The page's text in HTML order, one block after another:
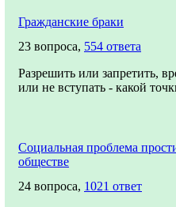
Гражданские браки
23 вопроса, 554 ответа
Разрешить или запретить,
или не вступать - какой
Социальная проблема
обществе
24 вопроса, 1021 ответ